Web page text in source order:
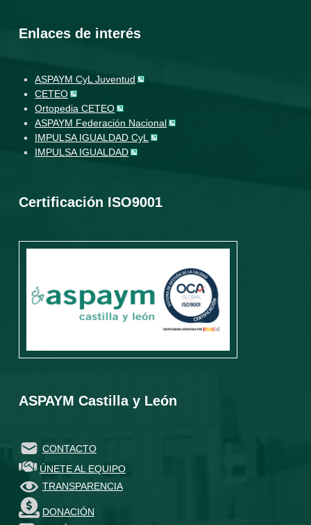
Enlaces de interés
ASPAYM CyL Juventud
CETEO
Ortopedia CETEO
ASPAYM Federación Nacional
IMPULSA IGUALDAD CyL
IMPULSA IGUALDAD
Certificación ISO9001
ASPAYM Castilla y León
CONTACTO
ÚNETE AL EQUIPO
TRANSPARENCIA
DONACIÓN